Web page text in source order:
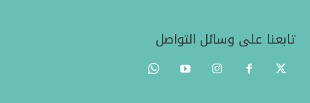
تابعنا على وسائل التواصل